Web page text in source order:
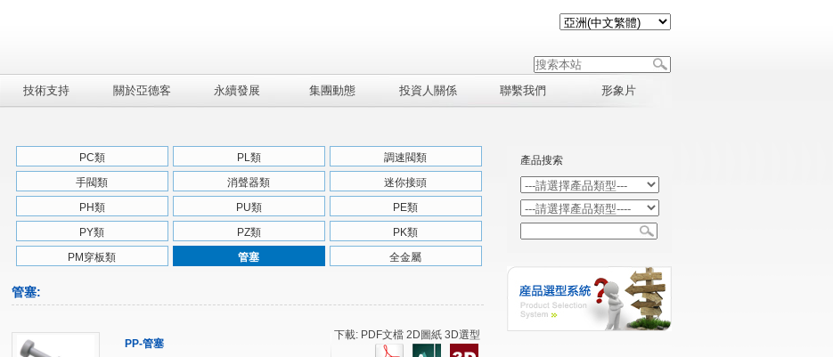
技術支持 關於亞德客 永續發展 集團動態 投資人關係 聯繫我們 形象片
PC類 PL類
調速閥類
手閥類
消聲器類
迷你接頭
PH類
PU類
PE類
PY類
PZ類
PK類
PM穿板類
管塞 全金屬
管塞:
PP-管塞
下載: PDF文檔 2D圖紙 3D選型
產品搜索